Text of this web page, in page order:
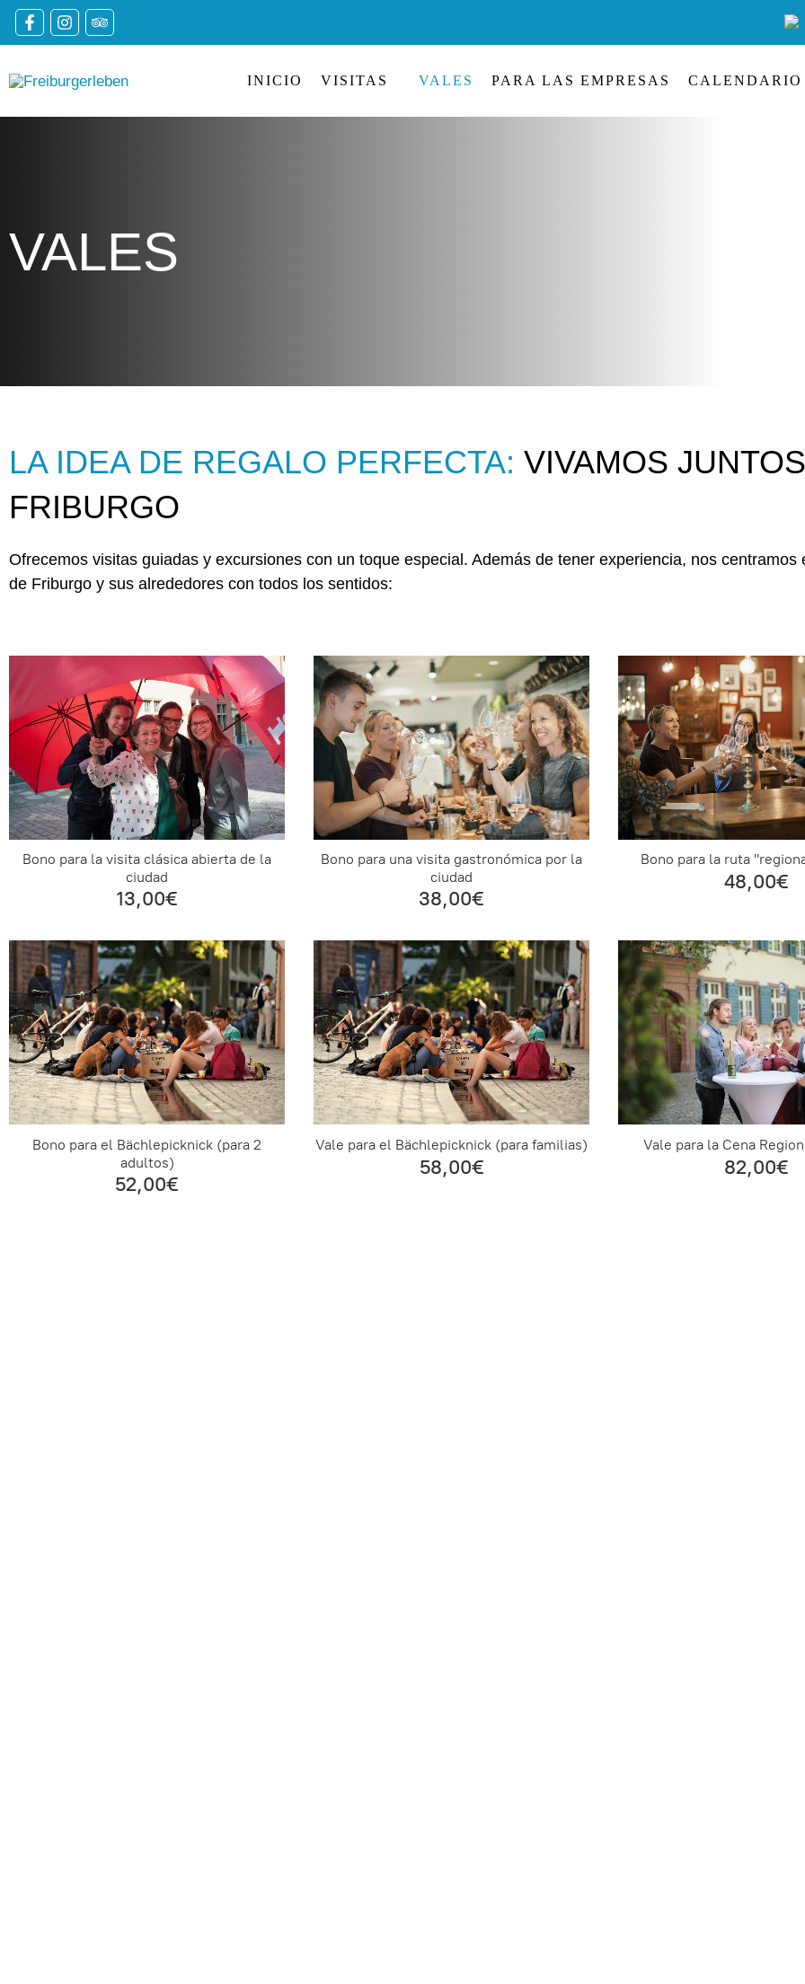
INICIO VISITAS VALES PARA LAS EMPRESAS CALENDARIO
VALES
LA IDEA DE REGALO PERFECTA: VIVAMOS
FRIBURGO
Ofrecemos visitas guiadas y excursiones con un toque especial. Además de tener experiencia, nos
de Friburgo y sus alrededores con todos los sentidos:
Bono para la visita clásica abierta de la
ciudad
13,00€
Bono para una visita gastronómica por la
ciudad
38,00€
Bono para la ruta
48,00€
Bono para el Bächlepicknick (para 2
adultos)
52,00€
Vale para el Bächlepicknick (para familias)
58,00€
Vale para la Cena
82,00€